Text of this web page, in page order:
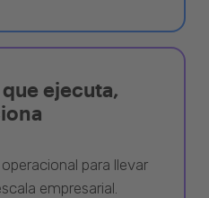
ejecuta,
para llevar
empresarial.